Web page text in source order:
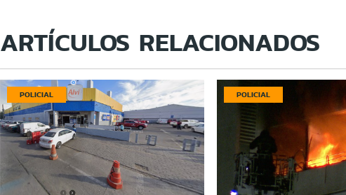
ARTÍCULOS RELACIONADOS
POLICIAL POLICIAL